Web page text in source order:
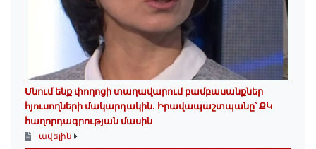
Մնում ենք փողոցի տաղավարում բամբասանքներ
հյուսողների մակարդակին․ Իրավապաշտպանը՝ ՔԿ
հաղորդագրության մասին
ավելին